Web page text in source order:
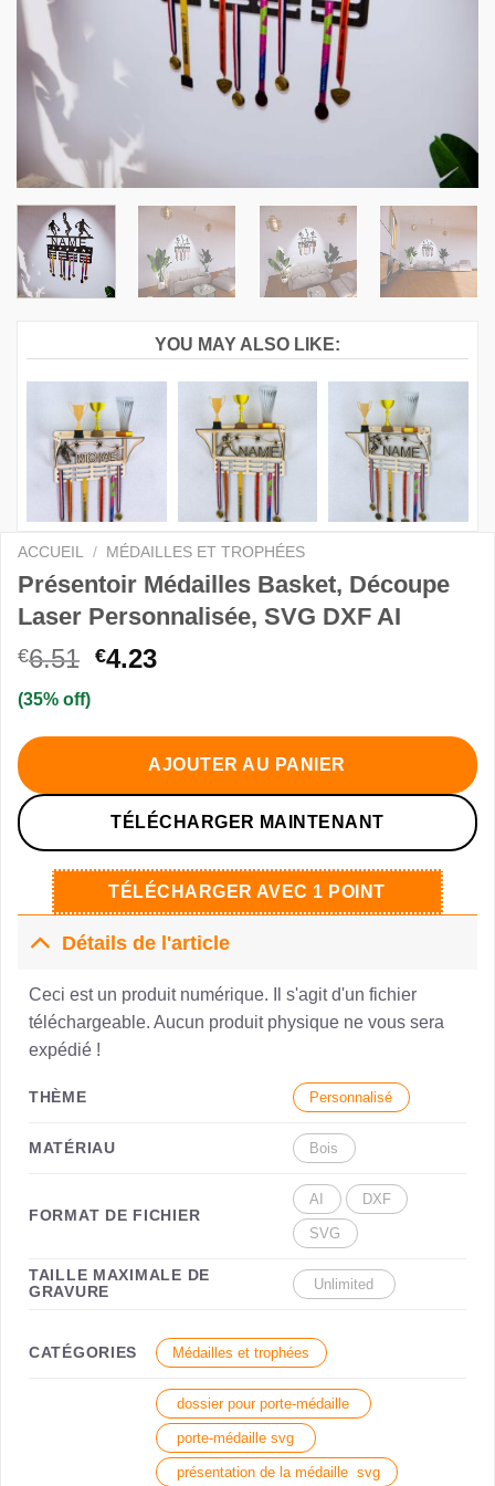
YOU MAY ALSO LIKE:
ACCUEIL / MÉDAILLES ET TROPHÉES
Présentoir Médailles Basket, Découpe
Laser Personnalisée, SVG DXF AI
€6.51 Le
était :
€6.51.
€4.23Le
est :
€4.23.
(35% off)
AJOUTER AU PANIER
TÉLÉCHARGER MAINTENANT
TÉLÉCHARGER AVEC 1 POINT
Détails de l'article
Ceci est un produit numérique. Il s'agit d'un fichier
téléchargeable. Aucun produit physique ne vous sera
expédié !
THÈME Personnalisé
MATÉRIAU Bois
FORMAT DE FICHIER
AI DXF
SVG
TAILLE MAXIMALE DE
GRAVURE
Unlimited
CATÉGORIES Médailles et trophées
dossier pour porte-médaille
porte-médaille svg
présentation de la médaille svg